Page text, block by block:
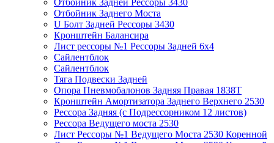
Отбойник Заднего Моста
U Болт Задней Рессоры 3430
Кронштейн Балансира
Лист рессоры №1 Рессоры Задней 6х4
Сайлентблок
Сайлентблок
Тяга Подвески Задней
Опора Пневмобалонов Задняя Правая 1838Т
Кронштейн Амортизатора Заднего Верхнего 2530
Рессора Задняя (с Подрессорником 12 листов)
Рессора Ведущего моста 2530
Лист Рессоры №1 Ведущего Моста 2530 Коренной